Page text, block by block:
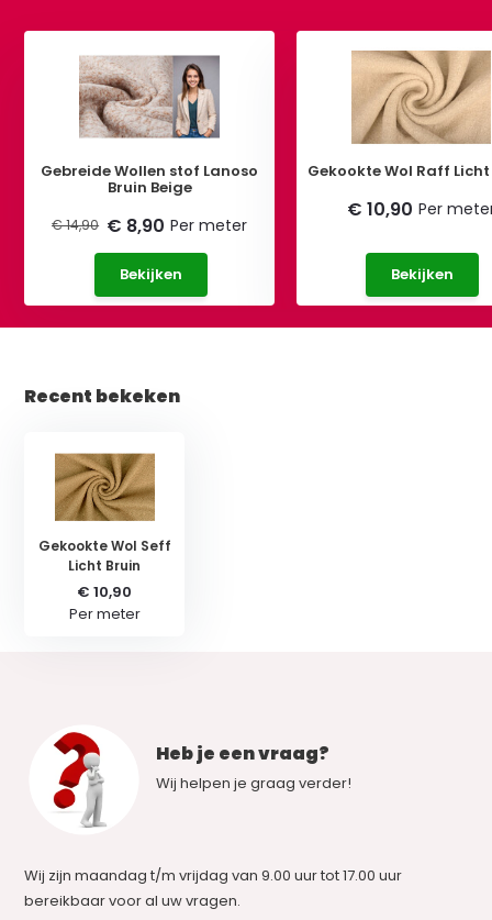
Gebreide Wollen stof Lanoso
Bruin Beige
€ 14,90 € 8,90 Per meter
Bekijken
Gekookte Wol Raff
€ 10,90 Per
Bekijken
Recent bekeken
Gekookte Wol Seff
Licht Bruin
€ 10,90
Per meter
Heb je een vraag?
Wij helpen je graag verder!
Wij zijn maandag t/m vrijdag van 9.00 uur tot 17.00 uur
bereikbaar voor al uw vragen.